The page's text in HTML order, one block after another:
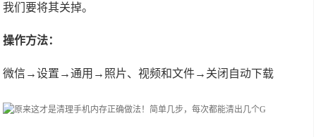
我们要将其关掉。
操作方法：
微信→设置→通用→照片、视频和文件→关闭自动下载